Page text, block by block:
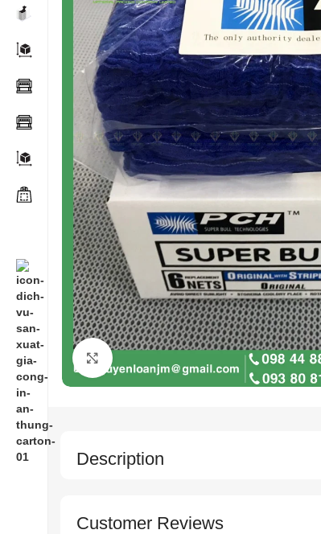
Description
Customer Reviews